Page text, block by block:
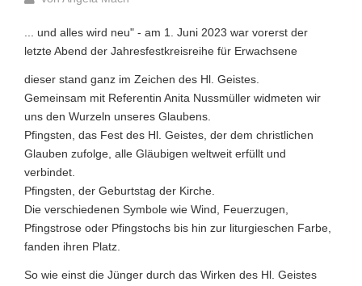
... und alles wird neu" - am 1. Juni 2023 war vorerst der
letzte Abend der Jahresfestkreisreihe für Erwachsene
dieser stand ganz im Zeichen des Hl. Geistes.
Gemeinsam mit Referentin Anita Nussmüller widmeten wir
uns den Wurzeln unseres Glaubens.
Pfingsten, das Fest des Hl. Geistes, der dem christlichen
Glauben zufolge, alle Gläubigen weltweit erfüllt und
verbindet.
Pfingsten, der Geburtstag der Kirche.
Die verschiedenen Symbole wie Wind, Feuerzugen,
Pfingstrose oder Pfingstochs bis hin zur liturgieschen Farbe,
fanden ihren Platz.
So wie einst die Jünger durch das Wirken des Hl. Geistes